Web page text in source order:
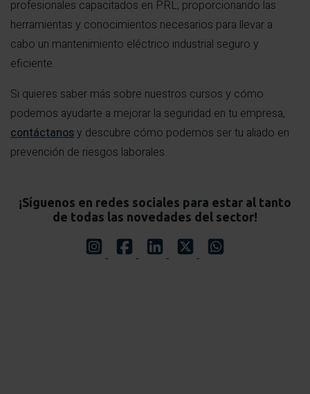
profesionales capacitados en PRL, proporcionando las
herramientas y conocimientos necesarios para llevar a
cabo un mantenimiento eléctrico industrial seguro y
eficiente.
Si quieres saber más sobre nuestros cursos y cómo
podemos ayudarte a mejorar la seguridad en tu empresa,
contáctanosy descubre cómo podemos ser tu aliado en
prevención de riesgos laborales.
¡Síguenos en redes sociales para estar al tanto
de todas las novedades del sector!